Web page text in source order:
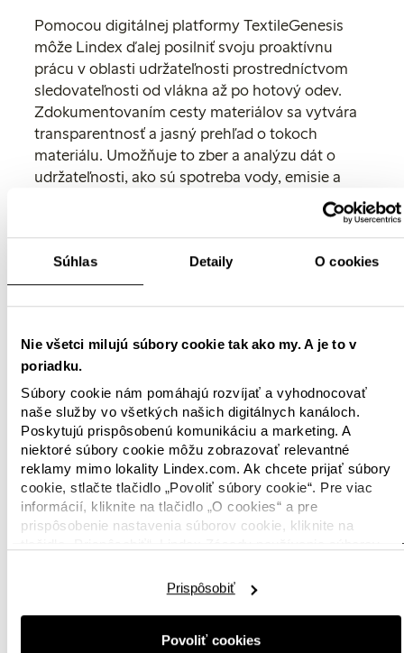
Súhlas Detaily O cookies
Nie všetci milujú súbory cookie tak ako my. A je to v
poriadku.
Súbory cookie nám pomáhajú rozvíjať a vyhodnocovať
naše služby vo všetkých našich digitálnych kanáloch.
Poskytujú prispôsobenú komunikáciu a marketing. A
niektoré súbory cookie môžu zobrazovať relevantné
reklamy mimo lokality Lindex.com. Ak chcete prijať súbory
cookie, stlačte tlačidlo „Povoliť súbory cookie“. Pre viac
informácií, kliknite na tlačidlo „O cookies“ a pre
prispôsobenie nastavenia súborov cookie, kliknite na
Povoliť cookies
Prispôsobiť
Pomocou digitálnej platformy TextileGenesis
môže Lindex ďalej posilniť svoju proaktívnu
prácu v oblasti udržateľnosti prostredníctvom
sledovateľnosti od vlákna až po hotový odev.
Zdokumentovaním cesty materiálov sa vytvára
transparentnosť a jasný prehľad o tokoch
materiálu. Umožňuje to zber a analýzu dát o
udržateľnosti, ako sú spotreba vody, emisie a
pracovné podmienky. To poskytuje silnejší základ
na rozhodovanie a posilňuje dlhodobé úsilie v
oblasti udržateľnosti.
„Záväzok spoločnosti Lindex
dosiahnuť 100 % sledovateľnosť
módny priemysel. Digitalizáciou cesty
odev získavajú značky
transparentnosť potrebnú na
zodpovedné rozhodovanie založené
na dátach. Teší nás partnerstvo so
spoločnosťou Lindex a možnosť
spoločne urýchliť prechod k
udržateľnejšiemu a cirkulárnemu
spoločnosti TextileGenesis
Udržateľnosť je neoddeliteľnou súčasťou práce
spoločnosti Lindex a táto módna spoločnosť je